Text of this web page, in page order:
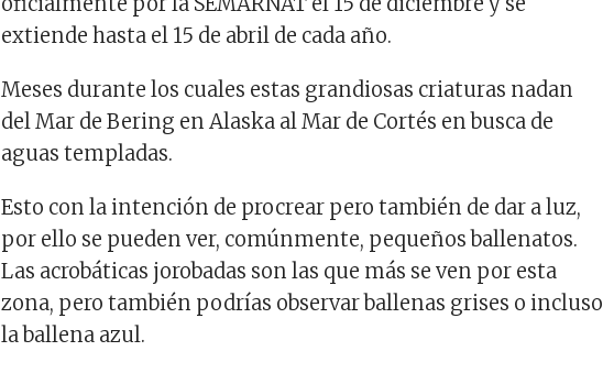
extiende hasta el 15 de abril de cada año.
Meses durante los cuales estas grandiosas criaturas nadan
del Mar de Bering en Alaska al Mar de Cortés en busca de
aguas templadas.
Esto con la intención de procrear pero también de dar a luz,
por ello se pueden ver, comúnmente, pequeños ballenatos.
Las acrobáticas jorobadas son las que más se ven por esta
zona, pero también podrías observar ballenas grises o incluso
la ballena azul.